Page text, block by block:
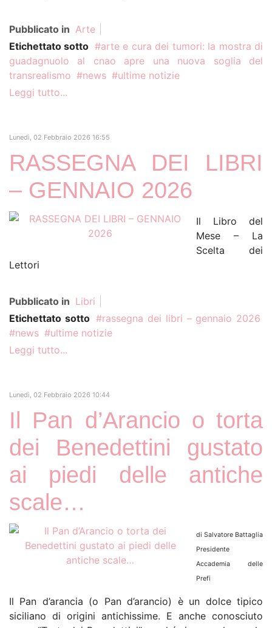
Pubblicato in Arte
Etichettato sotto
arte e cura dei tumori: la mostra di
guadagnuolo al cnao apre una nuova soglia del
transrealismo
news
ultime notizie
Leggi tutto...
Lunedì, 02 Febbraio 2026 16:55
RASSEGNA DEI LIBRI
– GENNAIO 2026
Il Libro del
Mese – La
Scelta dei
Lettori
Pubblicato in Libri
Etichettato sotto
rassegna dei libri – gennaio 2026
news
ultime notizie
Leggi tutto...
Lunedì, 02 Febbraio 2026 10:44
Il Pan d’Arancio o torta
dei Benedettini gustato
ai piedi delle antiche
scale…
di Salvatore Battaglia
Presidente
Accademia delle
Prefi
Il Pan d’arancia (o Pan d’arancio) è un dolce tipico
siciliano di origini antichissime. E anche conosciuto